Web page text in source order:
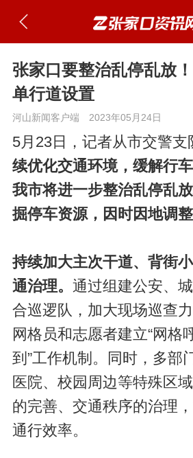
张家口要整治乱停乱放
单行道设置
河山新闻客户端 2023年05月24日
5月23日，记者从市交警支
续优化交通环境，缓解行
我市将进一步整治乱停乱
掘停车资源，因时因地调整
持续加大主次干道、背街
通治理。 通过组建公安、
合巡逻队，加大现场巡查
网格员和志愿者建立“网格
到”工作机制。同时，多部
医院、校园周边等特殊区
的完善、交通秩序的治理
通行效率。